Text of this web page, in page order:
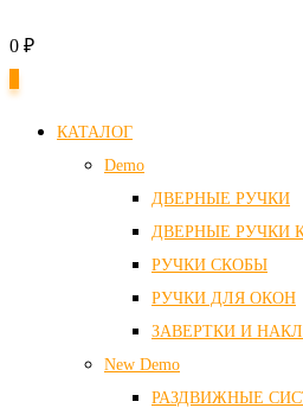
0 ₽
КАТАЛОГ
Demo
ДВЕРНЫЕ РУЧКИ
ДВЕРНЫЕ РУЧКИ
РУЧКИ СКОБЫ
РУЧКИ ДЛЯ ОКОН
ЗАВЕРТКИ И
New Demo
РАЗДВИЖНЫЕ